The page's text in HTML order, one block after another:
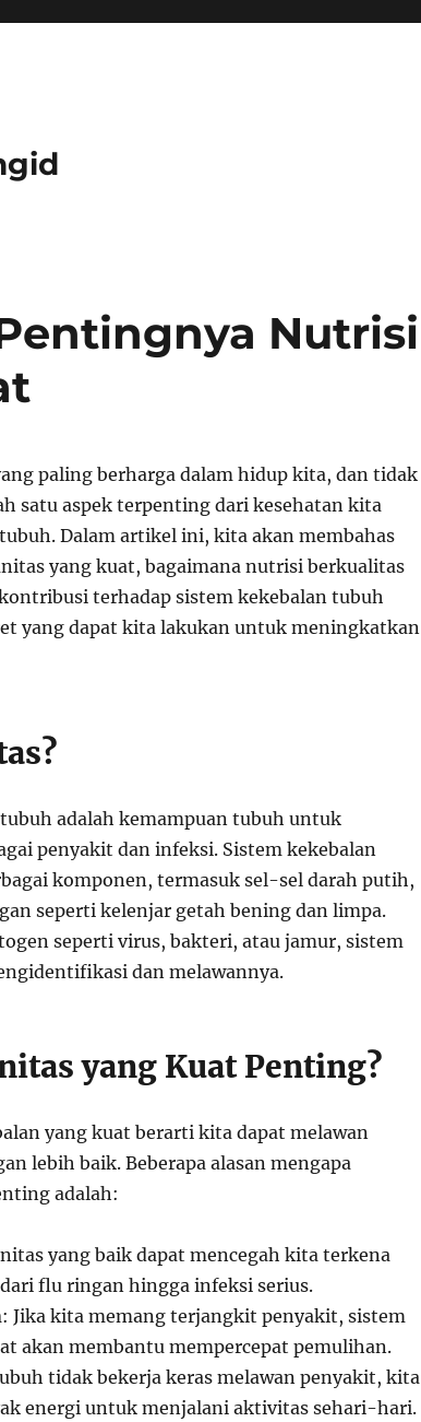
Nutrisi
paling berharga dalam hidup kita, dan tidak
satu aspek terpenting dari kesehatan kita
Dalam artikel ini, kita akan membahas
yang kuat, bagaimana nutrisi berkualitas
terhadap sistem kekebalan tubuh
yang dapat kita lakukan untuk meningkatkan
adalah kemampuan tubuh untuk
penyakit dan infeksi. Sistem kekebalan
komponen, termasuk sel-sel darah putih,
seperti kelenjar getah bening dan limpa.
seperti virus, bakteri, atau jamur, sistem
dan melawannya.
yang Kuat Penting?
yang kuat berarti kita dapat melawan
lebih baik. Beberapa alasan mengapa
adalah:
yang baik dapat mencegah kita terkena
flu ringan hingga infeksi serius.
: Jika kita memang terjangkit penyakit, sistem
akan membantu mempercepat pemulihan.
tidak bekerja keras melawan penyakit, kita
energi untuk menjalani aktivitas sehari-hari.